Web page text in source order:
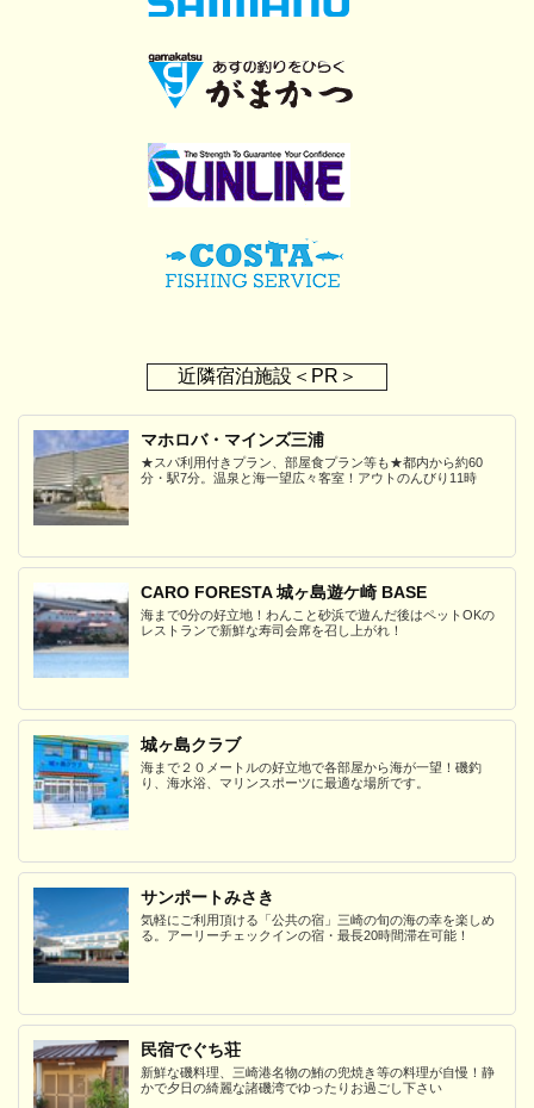
近隣宿泊施設＜PR＞
マホロバ・マインズ三浦
★スパ利用付きプラン、部屋食プラン等も★都内から約60
分・駅7分。温泉と海一望広々客室！アウトのんびり11時
CARO FORESTA 城ヶ島遊ケ崎 BASE
海まで0分の好立地！わんこと砂浜で遊んだ後はペットOKの
レストランで新鮮な寿司会席を召し上がれ！
城ヶ島クラブ
海まで２０メートルの好立地で各部屋から海が一望！磯釣
り、海水浴、マリンスポーツに最適な場所です。
サンポートみさき
気軽にご利用頂ける「公共の宿」三崎の旬の海の幸を楽しめ
る。アーリーチェックインの宿・最長20時間滞在可能！
民宿でぐち荘
新鮮な磯料理、三崎港名物の鮪の兜焼き等の料理が自慢！静
かで夕日の綺麗な諸磯湾でゆったりお過ごし下さい